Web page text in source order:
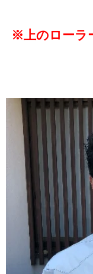
※上のローラ